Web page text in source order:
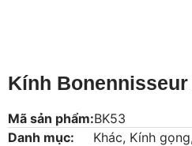
Kính Bonennisseur
Mã sản phẩm:BK53
Danh mục:
Khác, Kính gọng,